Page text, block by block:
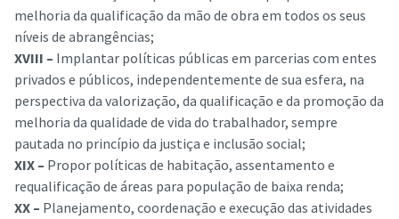
melhoria da qualificação da mão de obra em todos os seus
níveis de abrangências;
XVIII – Implantar políticas públicas em parcerias com entes
privados e públicos, independentemente de sua esfera, na
perspectiva da valorização, da qualificação e da promoção da
melhoria da qualidade de vida do trabalhador, sempre
pautada no princípio da justiça e inclusão social;
XIX – Propor políticas de habitação, assentamento e
requalificação de áreas para população de baixa renda;
XX – Planejamento, coordenação e execução das atividades